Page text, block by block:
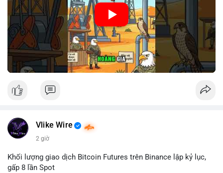
🎥 Xem video trực tiếp tại:
Nguồn: Cú Thông Thái
Vlike Wire
2 giờ
Khối lượng giao dịch Bitcoin Futures trên Binance lập kỷ lục,
gấp 8 lần Spot